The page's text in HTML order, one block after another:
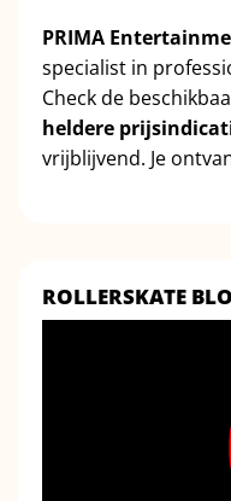
PRIMA
specialist in
Check de
heldere
vrijblijvend. Je
ROLLERSKATE